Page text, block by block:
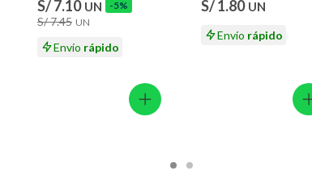
con señales de uso, sin empaques, etiquetas o sellos.
S/ 7.10 UN -5%
S/ 7.45 UN
Envío rápido
S/ 1.80 UN
Envío rápido